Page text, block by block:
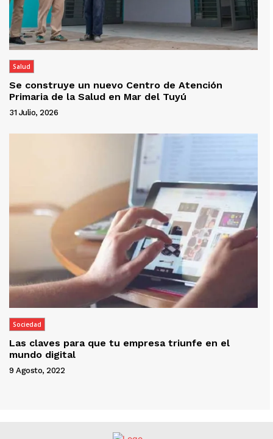
Salud
Se construye un nuevo Centro de Atención
Primaria de la Salud en Mar del Tuyú
31 Julio, 2026
Sociedad
Las claves para que tu empresa triunfe en el
mundo digital
9 Agosto, 2022